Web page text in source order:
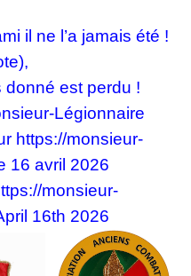
il ne l’a jamais été !
donné est perdu !
Légionnaire
https://monsieur-
16 avril 2026
monsieur-
16th 2026